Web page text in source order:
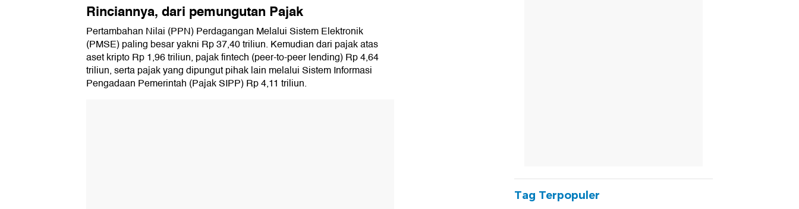
Rinciannya, dari pemungutan Pajak
Pertambahan Nilai (PPN) Perdagangan Melalui Sistem Elektronik
(PMSE) paling besar yakni Rp 37,40 triliun. Kemudian dari pajak atas
aset kripto Rp 1,96 triliun, pajak fintech (peer-to-peer lending) Rp 4,64
triliun, serta pajak yang dipungut pihak lain melalui Sistem Informasi
Pengadaan Pemerintah (Pajak SIPP) Rp 4,11 triliun.
Tag Terpopuler